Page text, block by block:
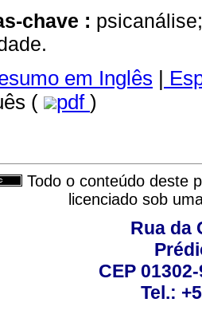
chave :
em Inglês |
(
pdf )
Todo o conteúdo deste
licenciado sob
Rua da
CEP
Tel.: